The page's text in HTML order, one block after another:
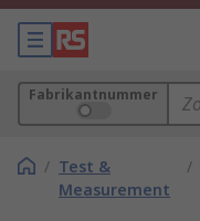
Fabrikantnummer
/ Test &
Measurement
/